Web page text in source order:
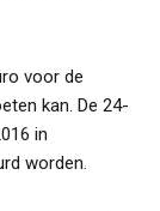
voor de
kan. De 24-
in
worden.